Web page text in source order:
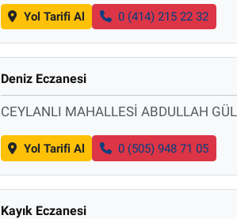
Yol Tarifi Al 0 (414) 215 22 32
Deniz Eczanesi
CEYLANLI MAHALLESİ ABDULLAH
Yol Tarifi Al 0 (505) 948 71 05
Kayık Eczanesi